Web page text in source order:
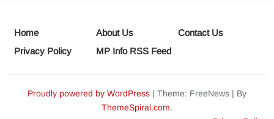
Home About Us
Contact Us
Privacy Policy
MP Info RSS Feed
Proudly powered by WordPress | Theme: FreeNews | By
ThemeSpiral.com.